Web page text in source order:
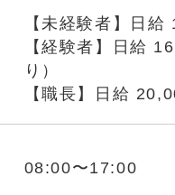
【未経験者】日
【経験者】日給
り）
【職長】日給
08:00〜17:00